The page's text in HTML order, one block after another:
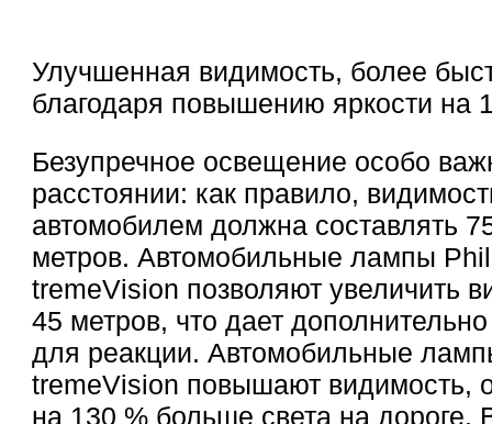
Улучшенная видимость, более
благодаря повышению яркости на
Безупречное освещение особо
расстоянии: как правило,
автомобилем должна составлять
метров. Автомобильные лампы
tremeVision позволяют увеличить
45 метров, что дает
для реакции. Автомобильные
tremeVision повышают видимость,
на 130 % больше света на дороге.